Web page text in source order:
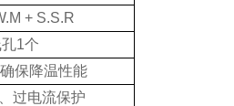
+ S.S.R
1个
保降温性能
过电流保护